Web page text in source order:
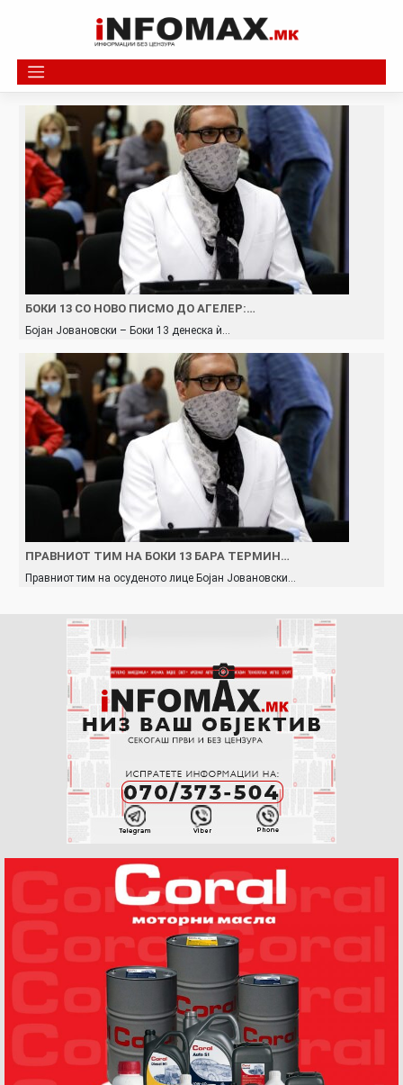
БОКИ 13 СО НОВО ПИСМО ДО АГЕЛЕР:…
Бојан Јовановски – Боки 13 денеска ѝ…
ПРАВНИОТ ТИМ НА БОКИ 13 БАРА ТЕРМИН…
Правниот тим на осуденото лице Бојан Јовановски…